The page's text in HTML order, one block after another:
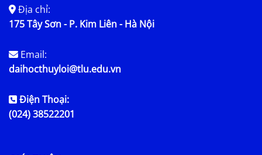
Địa chỉ:
175 Tây Sơn - P. Kim Liên - Hà Nội
Email:
daihocthuyloi@tlu.edu.vn
Điện Thoại:
(024) 38522201